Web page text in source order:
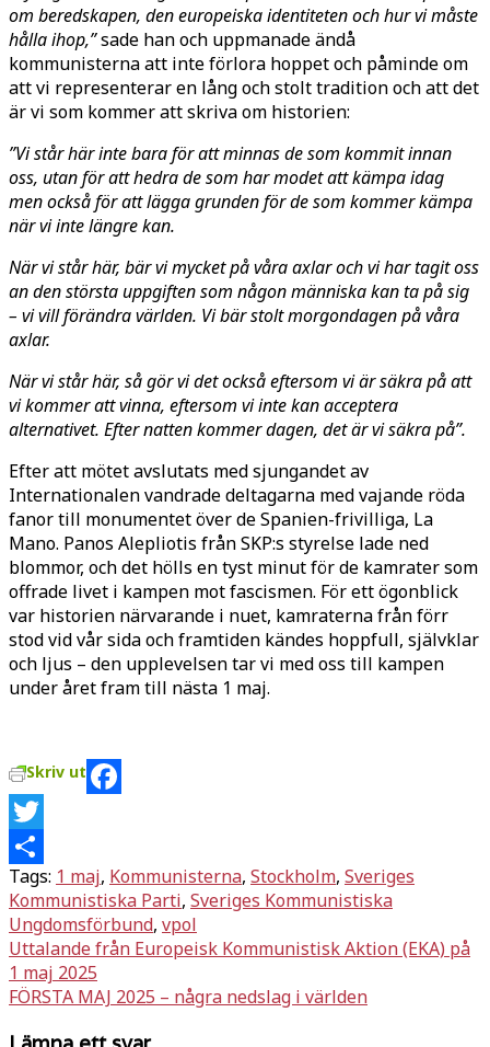
om beredskapen, den europeiska identiteten och hur vi måste
hålla ihop,”sade han och uppmanade ändå
kommunisterna att inte förlora hoppet och påminde om
att vi representerar en lång och stolt tradition och att det
är vi som kommer att skriva om historien:
”Vi står här inte bara för att minnas de som kommit innan
oss, utan för att hedra de som har modet att kämpa idag
men också för att lägga grunden för de som kommer kämpa
när vi inte längre kan.
När vi står här, bär vi mycket på våra axlar och vi har tagit oss
an den största uppgiften som någon människa kan ta på sig
– vi vill förändra världen. Vi bär stolt morgondagen på våra
axlar.
När vi står här, så gör vi det också eftersom vi är säkra på att
vi kommer att vinna, eftersom vi inte kan acceptera
alternativet. Efter natten kommer dagen, det är vi säkra på”.
Efter att mötet avslutats med sjungandet av
Internationalen vandrade deltagarna med vajande röda
fanor till monumentet över de Spanien-frivilliga, La
Mano. Panos Alepliotis från SKP:s styrelse lade ned
blommor, och det hölls en tyst minut för de kamrater som
offrade livet i kampen mot fascismen. För ett ögonblick
var historien närvarande i nuet, kamraterna från förr
stod vid vår sida och framtiden kändes hoppfull, självklar
och ljus – den upplevelsen tar vi med oss till kampen
under året fram till nästa 1 maj.
Skriv ut
Facebook
Twitter
Dela
Tags: 1 maj, Kommunisterna, Stockholm, Sveriges
Kommunistiska Parti, Sveriges Kommunistiska
Ungdomsförbund, vpol
Inläggsnavigering
Uttalande från Europeisk Kommunistisk Aktion (EKA) på
1 maj 2025
FÖRSTA MAJ 2025 – några nedslag i världen